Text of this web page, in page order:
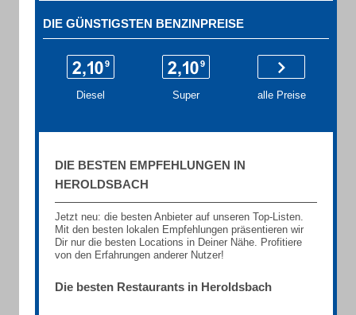
DIE GÜNSTIGSTEN BENZINPREISE
Diesel Super alle Preise
DIE BESTEN EMPFEHLUNGEN IN
HEROLDSBACH
Jetzt neu: die besten Anbieter auf unseren Top-Listen.
Mit den besten lokalen Empfehlungen präsentieren wir
Dir nur die besten Locations in Deiner Nähe. Profitiere
von den Erfahrungen anderer Nutzer!
Die besten Restaurants in Heroldsbach